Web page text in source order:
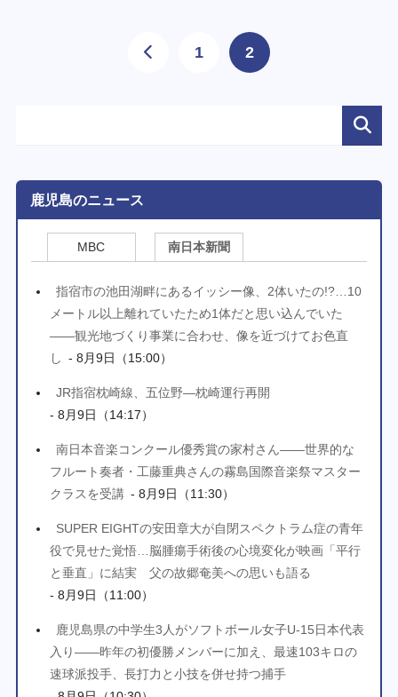
1 2
鹿児島のニュース
MBC 南日本新聞
指宿市の池田湖畔にあるイッシー像、2体いたの!?…10
メートル以上離れていたため1体だと思い込んでいた
――観光地づくり事業に合わせ、像を近づけてお色直
し - 8月9日（15:00）
JR指宿枕崎線、五位野―枕崎運行再開
- 8月9日（14:17）
南日本音楽コンクール優秀賞の家村さん――世界的な
フルート奏者・工藤重典さんの霧島国際音楽祭マスター
クラスを受講 - 8月9日（11:30）
SUPER EIGHTの安田章大が自閉スペクトラム症の青年
役で見せた覚悟…脳腫瘍手術後の心境変化が映画「平行
と垂直」に結実 父の故郷奄美への思いも語る
- 8月9日（11:00）
鹿児島県の中学生3人がソフトボール女子U-15日本代表
入り――昨年の初優勝メンバーに加え、最速103キロの
速球派投手、長打力と小技を併せ持つ捕手